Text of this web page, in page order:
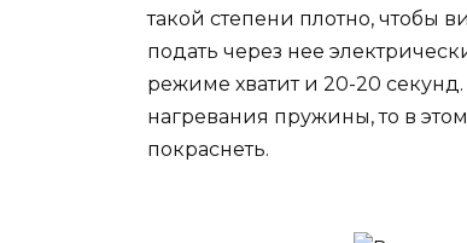
такой степени плотно, чтобы
подать через нее
режиме хватит и 20-20
нагревания пружины, то в
покраснеть.